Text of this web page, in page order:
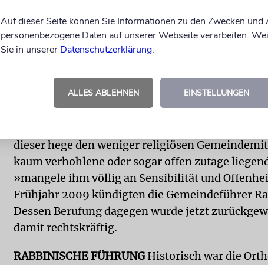
Juden leben in Rom, mit rund 12.ooo
mit cirka 6.000 Mitgliedern.
Gemeinden in der Unione delle Comunitá
Vor etwa drei Jahren, als Verantwortliche der
erstmals versuchten, Somekh seines Postens zu
dieser hege den weniger religiösen
kaum verhohlene oder sogar offen zutage
»mangele ihm völlig an Sensibilität und
Frühjahr 2009 kündigten die Gemeindeführer
Dessen Berufung dagegen wurde jetzt
damit rechtskräftig.
RABBINISCHE FÜHRUNGHistorisch war die
Auf dieser Seite können Sie Informationen zu den Zwecken
personenbezogene Daten auf unserer Webseite verarbeiten.
Sie in unserer Datenschutzerklärung.
ALLES ABLEHNEN EINSTELLUNGEN